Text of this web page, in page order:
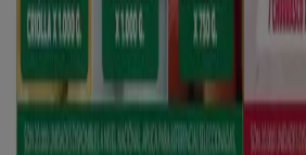
Calzado Romulo
CALLE 3 7 -37, Pamplona
6.6 km